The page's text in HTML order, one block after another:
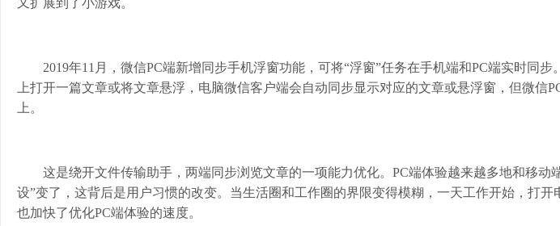
2019年11月，微信PC端新增同步手机浮窗功能，可将“浮窗”任务在手机端和PC端实时同
上打开一篇文章或将文章悬浮，电脑微信客户端会自动同步显示对应的文章或悬浮窗，但微信
上。
这是绕开文件传输助手，两端同步浏览文章的一项能力优化。PC端体验越来越多地和移动
设”变了，这背后是用户习惯的改变。当生活圈和工作圈的界限变得模糊，一天工作开始，打
也加快了优化PC端体验的速度。